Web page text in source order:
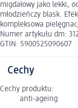
migdałowy jako lekki,
młodzieńczy blask.
kompleksowa
Numer artykułu dm:
GTIN: 5900525090607
Cechy
Cechy produktu:
anti-ageing